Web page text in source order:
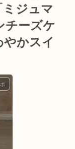
ジュマ
チーズケ
かスイ